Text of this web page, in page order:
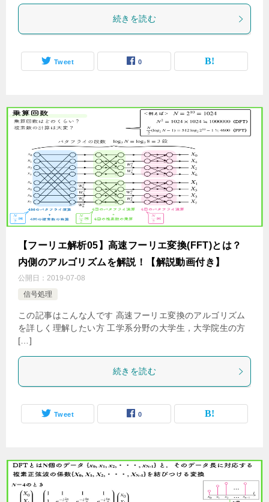
続きを読む
Tweet 0
【フーリエ解析05】高速フーリエ変換(FFT)とは？
内側のアルゴリズムを解説！【解説動画付き】
公開日： 2019-07-08
信号処理
この記事はこんな人です 高速フーリエ変換のアルゴリズム
を詳しく理解したい方 工学系分野の大学生，大学院生の方
[…]
続きを読む
Tweet 0